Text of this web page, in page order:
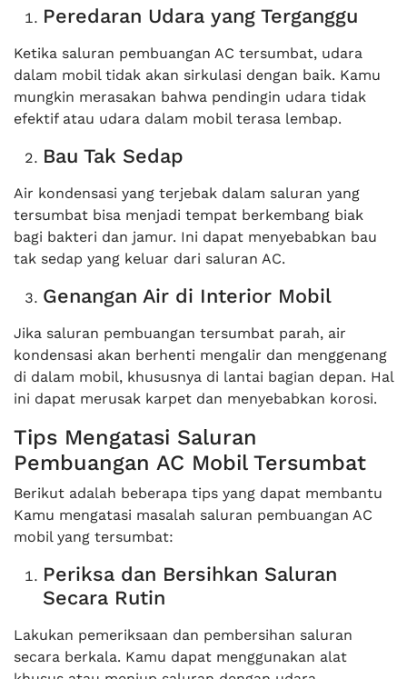
Peredaran Udara yang Terganggu
Ketika saluran pembuangan AC tersumbat, udara
dalam mobil tidak akan sirkulasi dengan baik. Kamu
mungkin merasakan bahwa pendingin udara tidak
efektif atau udara dalam mobil terasa lembap.
Bau Tak Sedap
Air kondensasi yang terjebak dalam saluran yang
tersumbat bisa menjadi tempat berkembang biak
bagi bakteri dan jamur. Ini dapat menyebabkan bau
tak sedap yang keluar dari saluran AC.
Genangan Air di Interior Mobil
Jika saluran pembuangan tersumbat parah, air
kondensasi akan berhenti mengalir dan menggenang
di dalam mobil, khususnya di lantai bagian depan. Hal
ini dapat merusak karpet dan menyebabkan korosi.
Tips Mengatasi Saluran
Pembuangan AC Mobil Tersumbat
Berikut adalah beberapa tips yang dapat membantu
Kamu mengatasi masalah saluran pembuangan AC
mobil yang tersumbat:
Periksa dan Bersihkan Saluran
Secara Rutin
Lakukan pemeriksaan dan pembersihan saluran
secara berkala. Kamu dapat menggunakan alat